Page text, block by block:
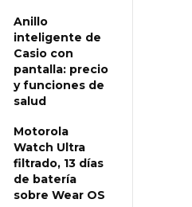
Anillo
inteligente de
Casio con
pantalla: precio
y funciones de
salud
Motorola
Watch Ultra
filtrado, 13 días
de batería
sobre Wear OS